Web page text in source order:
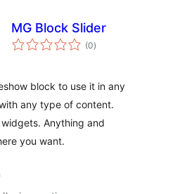
MG Block Slider
(0puntuacions
totals
)
block to use it in any
any type of content.
Anything and
you want.